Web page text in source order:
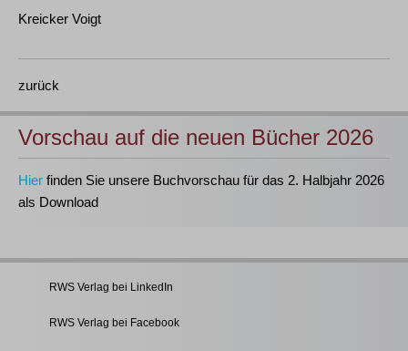
Kreicker Voigt
zurück
Vorschau auf die neuen Bücher 2026
Hier finden Sie unsere Buchvorschau für das 2. Halbjahr 2026
als Download
RWS Verlag bei LinkedIn
RWS Verlag bei Facebook